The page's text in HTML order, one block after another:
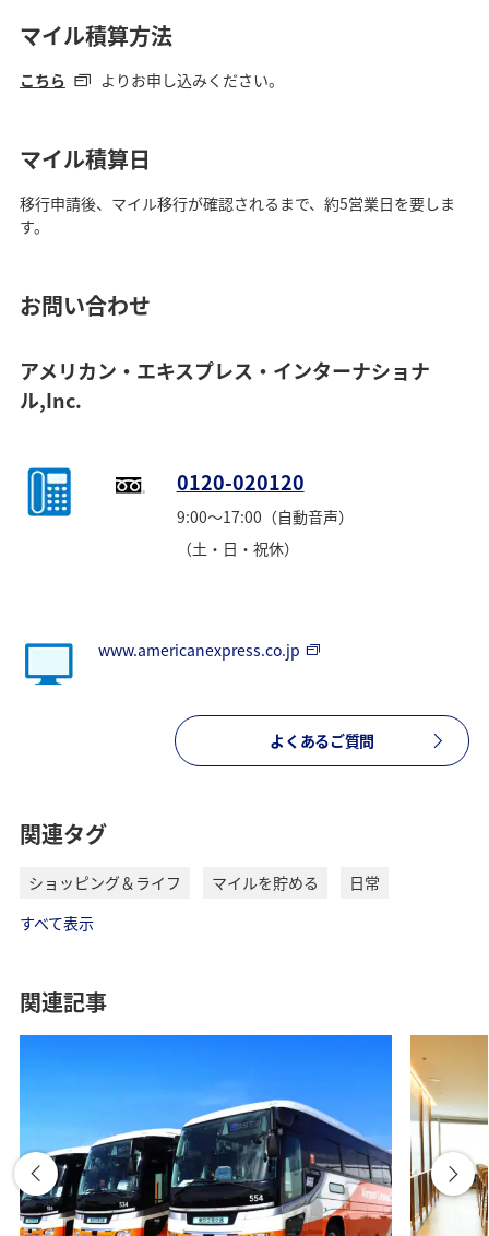
マイル積算方法
こちら よりお申し込みください。
マイル積算日
移行申請後、マイル移行が確認されるまで、約5営業日を要しま
す。
お問い合わせ
アメリカン・エキスプレス・インターナショナ
ル,Inc.
0120-020120
9:00～17:00（自動音声）
（土・日・祝休）
www.americanexpress.co.jp
よくあるご質問
関連タグ
ショッピング＆ライフ マイルを貯める
日常
すべて表示
関連記事